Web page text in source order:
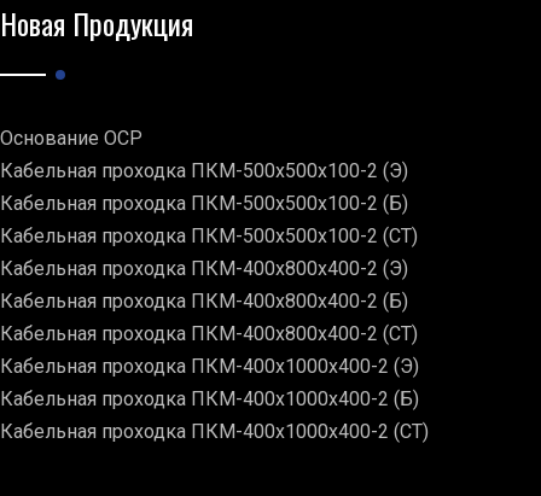
Новая Продукция
Основание ОСР
Кабельная проходка ПКМ-500х500х100-2 (Э)
Кабельная проходка ПКМ-500х500х100-2 (Б)
Кабельная проходка ПКМ-500х500х100-2 (СТ)
Кабельная проходка ПКМ-400х800х400-2 (Э)
Кабельная проходка ПКМ-400х800х400-2 (Б)
Кабельная проходка ПКМ-400х800х400-2 (СТ)
Кабельная проходка ПКМ-400х1000х400-2 (Э)
Кабельная проходка ПКМ-400х1000х400-2 (Б)
Кабельная проходка ПКМ-400х1000х400-2 (СТ)